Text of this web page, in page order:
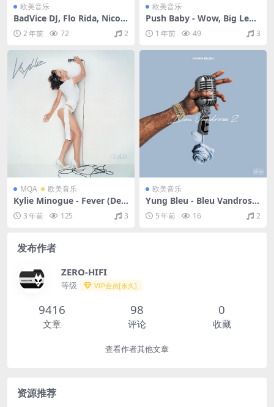
欧美音乐
BadVice DJ, Flo Rida, Nico
Heinz - Good Girls On Vaca
tion (Sped Up)+ (Private Be
ach Party)+You Suck（2023
-2024/FLAC/Single分轨/123
M）
2 年前 72 2
欧美音乐
Push Baby - Wow, Big Lege
nd（2021/FLAC/分轨/308
M）1 年前 49 3
MQA 欧美音乐
Kylie Minogue - Fever (Del
uxe Edition)（2001/FLAC/
分轨/369M）(MQA/16bit/4
3 年前 125 3
欧美音乐
Yung Bleu - Bleu Vandross
2（2019/FLAC/分轨/153M）
5 年前 16 2
发布作者
ZERO-HIFI
等级 VIP会员[永久]
9416
文章
98
评论
0
收藏
查看作者其他文章
资源推荐